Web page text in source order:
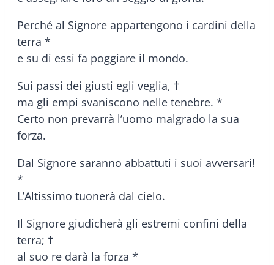
Perché al Signore appartengono i cardini della
terra *
e su di essi fa poggiare il mondo.
Sui passi dei giusti egli veglia, †
ma gli empi svaniscono nelle tenebre. *
Certo non prevarrà l’uomo malgrado la sua
forza.
Dal Signore saranno abbattuti i suoi avversari!
*
L’Altissimo tuonerà dal cielo.
Il Signore giudicherà gli estremi confini della
terra; †
al suo re darà la forza *